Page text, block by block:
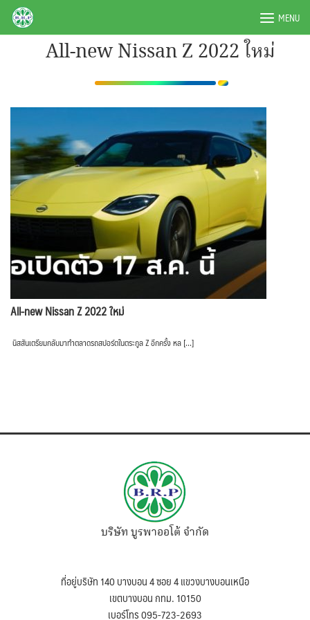
SkipBRPAUTO.COM MENU
All-new Nissan Z 2022 ใหม่
All-new Nissan Z 2022 ใหม่
นิสสันเตรียมกลับมาทำตลาดรถสปอร์ตในตระกูล Z อีกครั้ง หล […]
บริษัท บูรพาออโต้ จำกัด
ที่อยู่บริษัท 140 บางบอน 4 ซอย 4 แขวงบางบอนเหนือ
เขตบางบอน กทม. 10150
เบอร์โทร 095-723-2693